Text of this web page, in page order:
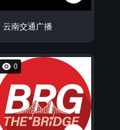
云南交通广播
0